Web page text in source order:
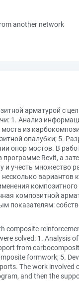
another network
арматурой с
1. Анализ
из
опалубки; 5.
опор мостов. В
Revit, а
и учесть
вариантов
композитной
показателям:
solved: 1. Analysis
from
formwork; 5.
The work involved
and then the